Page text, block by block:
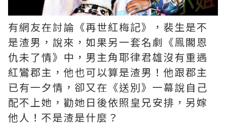
有網友在討論《再世紅梅記》，裴生是不
是渣男，說來，如果另一套名劇《鳯閣恩
仇未了情》中，男主角耶律君雄沒有重遇
紅鸞郡主，他也可以算是渣男！他跟郡主
已有一夕情，卻又在《送別》一幕說自己
配不上她，勸她日後依照皇兄安排，另嫁
他人！不是渣是什麼？ ​​​